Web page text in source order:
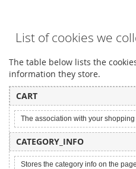
List of cookies we
The table below lists the
information they store.
CART
The association with your shopping
CATEGORY_INFO
Stores the category info on the